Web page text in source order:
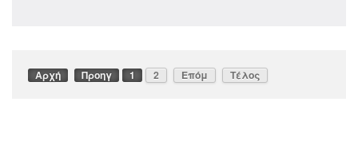
Αρχή Προηγ 1 2 Επόμ Τέλος